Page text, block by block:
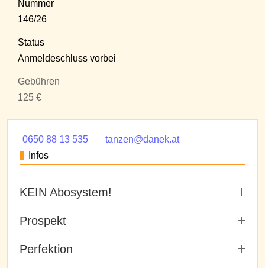
Nummer
146/26
Status
Anmeldeschluss vorbei
Gebühren
125 €
0650 88 13 535
tanzen@danek.at
Infos
KEIN Abosystem!
Prospekt
Perfektion